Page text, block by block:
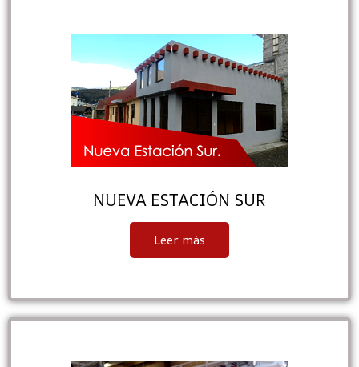
NUEVA ESTACIÓN SUR
Leer más